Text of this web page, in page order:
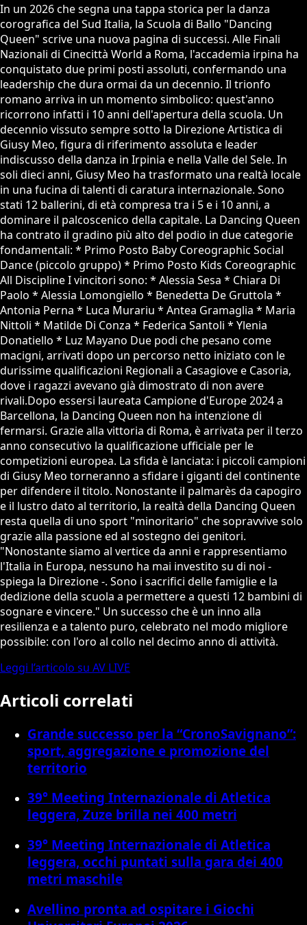
In un 2026 che segna una tappa storica per la danza
corografica del Sud Italia, la Scuola di Ballo "Dancing
Queen" scrive una nuova pagina di successi. Alle Finali
Nazionali di Cinecittà World a Roma, l'accademia irpina ha
conquistato due primi posti assoluti, confermando una
leadership che dura ormai da un decennio. Il trionfo
romano arriva in un momento simbolico: quest'anno
ricorrono infatti i 10 anni dell'apertura della scuola. Un
decennio vissuto sempre sotto la Direzione Artistica di
Giusy Meo, figura di riferimento assoluta e leader
indiscusso della danza in Irpinia e nella Valle del Sele. In
soli dieci anni, Giusy Meo ha trasformato una realtà locale
in una fucina di talenti di caratura internazionale. Sono
stati 12 ballerini, di età compresa tra i 5 e i 10 anni, a
dominare il palcoscenico della capitale. La Dancing Queen
ha contrato il gradino più alto del podio in due categorie
fondamentali: * Primo Posto Baby Coreographic Social
Dance (piccolo gruppo) * Primo Posto Kids Coreographic
All Discipline I vincitori sono: * Alessia Sesa * Chiara Di
Paolo * Alessia Lomongiello * Benedetta De Gruttola *
Antonia Perna * Luca Murariu * Antea Gramaglia * Maria
Nittoli * Matilde Di Conza * Federica Santoli * Ylenia
Donatiello * Luz Mayano Due podi che pesano come
macigni, arrivati dopo un percorso netto iniziato con le
durissime qualificazioni Regionali a Casagiove e Casoria,
dove i ragazzi avevano già dimostrato di non avere
rivali.Dopo essersi laureata Campione d'Europe 2024 a
Barcellona, la Dancing Queen non ha intenzione di
fermarsi. Grazie alla vittoria di Roma, è arrivata per il terzo
anno consecutivo la qualificazione ufficiale per le
competizioni europea. La sfida è lanciata: i piccoli campioni
di Giusy Meo torneranno a sfidare i giganti del continente
per difendere il titolo. Nonostante il palmarès da capogiro
e il lustro dato al territorio, la realtà della Dancing Queen
resta quella di uno sport "minoritario" che sopravvive solo
grazie alla passione ed al sostegno dei genitori.
"Nonostante siamo al vertice da anni e rappresentiamo
l'Italia in Europa, nessuno ha mai investito su di noi -
spiega la Direzione -. Sono i sacrifici delle famiglie e la
dedizione della scuola a permettere a questi 12 bambini di
sognare e vincere." Un successo che è un inno alla
resilienza e a talento puro, celebrato nel modo migliore
possibile: con l'oro al collo nel decimo anno di attività.
Leggi l’articolo su AV LIVE
Articoli correlati
Grande successo per la “CronoSavignano”:
sport, aggregazione e promozione del
territorio
39° Meeting Internazionale di Atletica
leggera, Zuze brilla nei 400 metri
39° Meeting Internazionale di Atletica
leggera, occhi puntati sulla gara dei 400
metri maschile
Avellino pronta ad ospitare i Giochi